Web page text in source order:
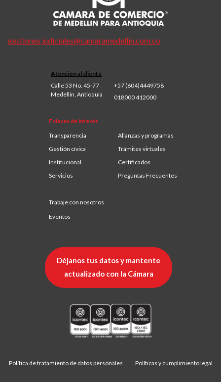
gestiones.judiciales@camaramedellin.com.co
Atención al cliente
Calle 53 No. 45-77
Medellín, Antioquia
+57 (604)4449758
018000 412000
Enlaces de interés
Transparencia
Alianzas y programas
Gestión cívica
Trámites virtuales
Institucional
Certificados
Servicios
Preguntas Frecuentes
Trabaje con nosotros
Eventos
Déjanos tus datos y mantente
actualizado con la Cámara
Política de tratamiento de datos personales Políticas y cumplimiento legal